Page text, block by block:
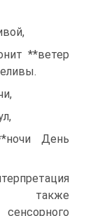
**ветер
День
также